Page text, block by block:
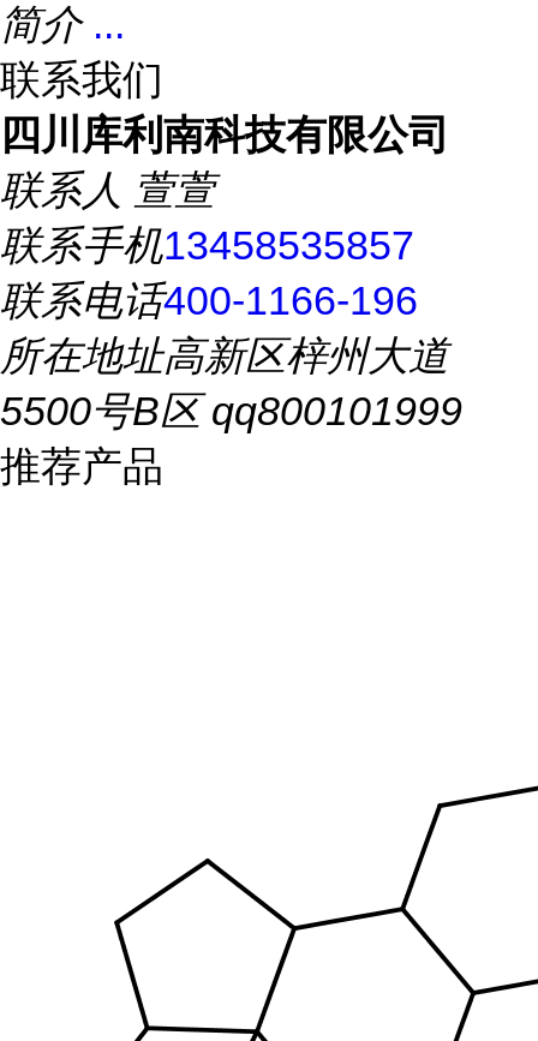
简介 ...
联系我们
四川库利南科技有限公司
联系人 萱萱
联系手机13458535857
联系电话400-1166-196
所在地址高新区梓州大道
5500号B区 qq800101999
推荐产品